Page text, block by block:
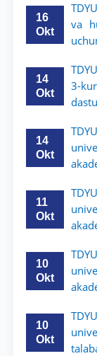
16
Okt
va
14
Okt
3-
14
Okt
universiteti 2-3-
11
Okt
10
Okt
10
Okt